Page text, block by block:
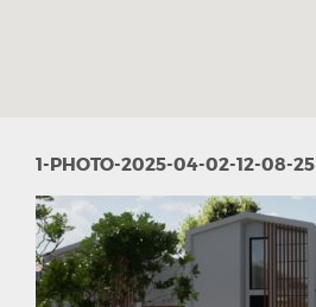
1-PHOTO-2025-04-02-12-08-25